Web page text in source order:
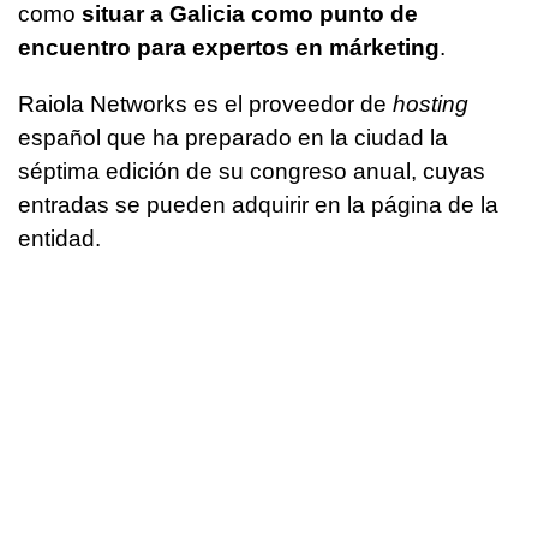
como situar a Galicia como punto de
encuentro para expertos en márketing.
Raiola Networks es el proveedor de hosting
español que ha preparado en la ciudad la
séptima edición de su congreso anual, cuyas
entradas se pueden adquirir en la página de la
entidad.